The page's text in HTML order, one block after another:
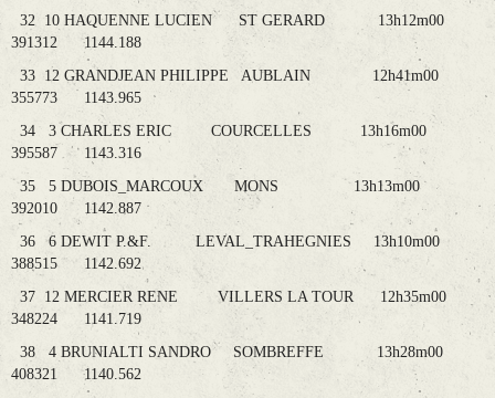
32 10 HAQUENNE LUCIEN ST GERARD 13h12m00
391312 1144.188
33 12 GRANDJEAN PHILIPPE AUBLAIN 12h41m00
355773 1143.965
34 3 CHARLES ERIC COURCELLES 13h16m00
395587 1143.316
35 5 DUBOIS_MARCOUX MONS 13h13m00
392010 1142.887
36 6 DEWIT P.&F. LEVAL_TRAHEGNIES 13h10m00
388515 1142.692
37 12 MERCIER RENE VILLERS LA TOUR 12h35m00
348224 1141.719
38 4 BRUNIALTI SANDRO SOMBREFFE 13h28m00
408321 1140.562